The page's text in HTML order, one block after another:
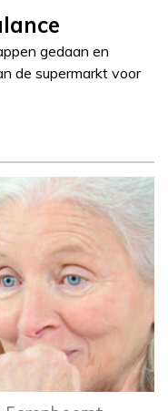
gedaan en
de supermarkt voor